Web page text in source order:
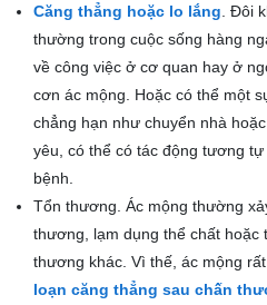
Căng thẳng hoặc lo lắng . Đôi
thường trong cuộc sống hàng
về công việc ở cơ quan hay ở
cơn ác mộng. Hoặc có thể một
chẳng hạn như chuyển nhà
yêu, có thể có tác động tương
bệnh.
Tổn thương. Ác mộng thường
thương, lạm dụng thể chất hoặc
thương khác. Vì thế, ác mộng
loạn căng thẳng sau chấn